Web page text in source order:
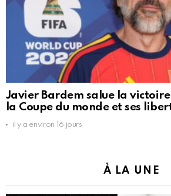
Javier Bardem salue la
la Coupe du monde et ses
il y a environ 16 jours
À LA UNE